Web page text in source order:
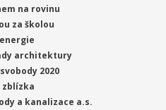
na rovinu
za školou
architektury
2020
zblízka
a kanalizace a.s.